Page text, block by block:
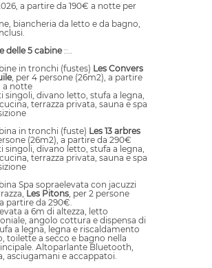
a partire da 190€ a notte per
biancheria da letto e da bagno,
delle 5 cabine::..
in tronchi (fustes) Les Convers
, per 4 persone (26m2), a partire
a notte
singoli, divano letto, stufa a legna,
terrazza privata, sauna e spa
in tronchi (fuste) Les 13 arbres
(26m2), a partire da 290€
singoli, divano letto, stufa a legna,
terrazza privata, sauna e spa
Spa sopraelevata con jacuzzi
Les Pitons, per 2 persone
partire da 290€.
a 6m di altezza, letto
angolo cottura e dispensa di
a legna, legna e riscaldamento
toilette a secco e bagno nella
Altoparlante Bluetooth,
asciugamani e accappatoi.